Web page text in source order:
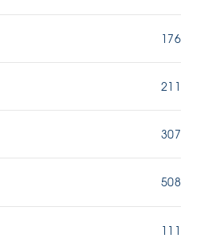
176
211
307
508
111